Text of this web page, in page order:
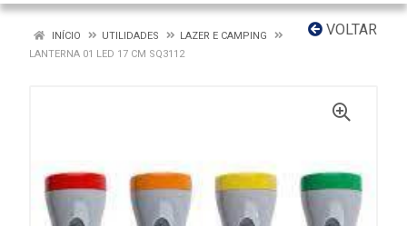
VOLTAR
INÍCIO UTILIDADES
LAZER E CAMPING
LANTERNA 01 LED 17 CM SQ3112